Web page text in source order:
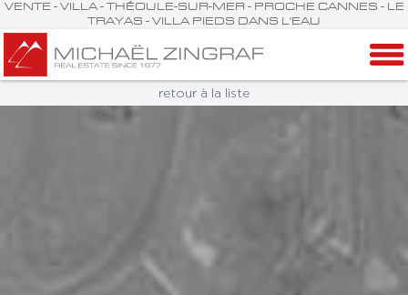
VENTE - VILLA - THÉOULE-SUR-MER - PROCHE CANNES - LE
TRAYAS - VILLA PIEDS DANS L'EAU
retour à la liste